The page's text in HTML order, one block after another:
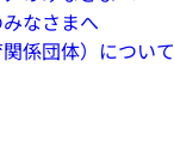
なさまへ
係団体）について